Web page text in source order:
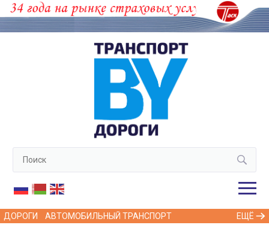
ДОРОГИ АВТОМОБИЛЬНЫЙ ТРАНСПОРТ ЕЩЁ